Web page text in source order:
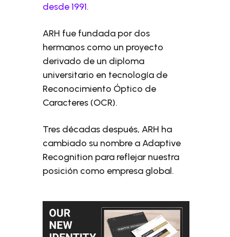
desde 1991.
ARH fue fundada por dos
hermanos como un proyecto
derivado de un diploma
universitario en tecnología de
Reconocimiento Óptico de
Caracteres (OCR).
Tres décadas después, ARH ha
cambiado su nombre a Adaptive
Recognition para reflejar nuestra
posición como empresa global.